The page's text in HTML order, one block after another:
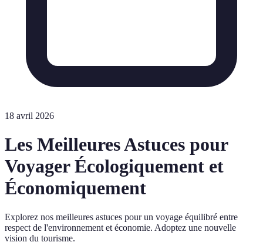
18 avril 2026
Les Meilleures Astuces pour
Voyager Écologiquement et
Économiquement
Explorez nos meilleures astuces pour un voyage équilibré entre
respect de l'environnement et économie. Adoptez une nouvelle
vision du tourisme.